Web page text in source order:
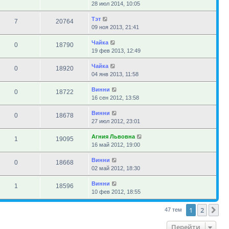
28 июл 2014, 10:05
7 20764
Тэт
09 ноя 2013, 21:41
0 18790
Чайка
19 фев 2013, 12:49
0 18920
Чайка
04 янв 2013, 11:58
0 18722
Винни
16 сен 2012, 13:58
0 18678
Винни
27 июл 2012, 23:01
1 19095
Агния Львовна
16 май 2012, 19:00
0 18668
Винни
02 май 2012, 18:30
1 18596
Винни
10 фев 2012, 18:55
47 тем 1 2
Перейти